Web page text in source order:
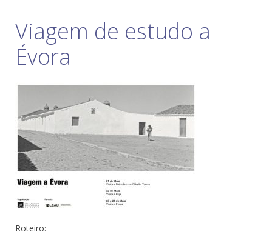
Viagem de estudo a
Évora
Roteiro: